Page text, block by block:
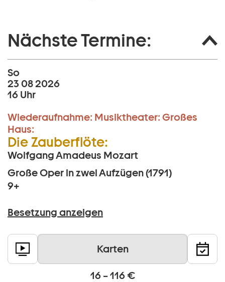
Nächste Termine:
So
23 08 2026
16 Uhr
Wiederaufnahme: Musiktheater: Großes
Haus:
Die Zauberflöte:
Wolfgang Amadeus Mozart
Große Oper in zwei Aufzügen (1791)
9+
Besetzung anzeigen
Karten
16 – 116 €